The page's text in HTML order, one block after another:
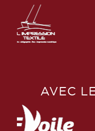
AVEC